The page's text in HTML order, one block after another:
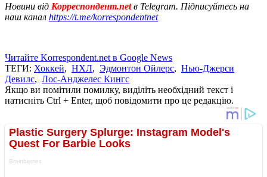
Новини від Корреспондент.netв Telegram. Підписуйтесь на
наш канал https://t.me/korrespondentnet
Читайте Korrespondent.net в Google News
ТЕГИ: Хоккей, НХЛ, Эдмонтон Ойлерс, Нью-Джерси
Девилс, Лос-Анджелес Кингс
Якщо ви помітили помилку, виділіть необхідний текст і
натисніть Ctrl + Enter, щоб повідомити про це редакцію.